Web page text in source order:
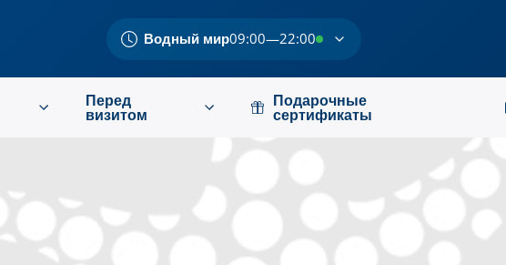
Водный мир09:00—22:00
Перед
визитом
Подарочные
сертификаты